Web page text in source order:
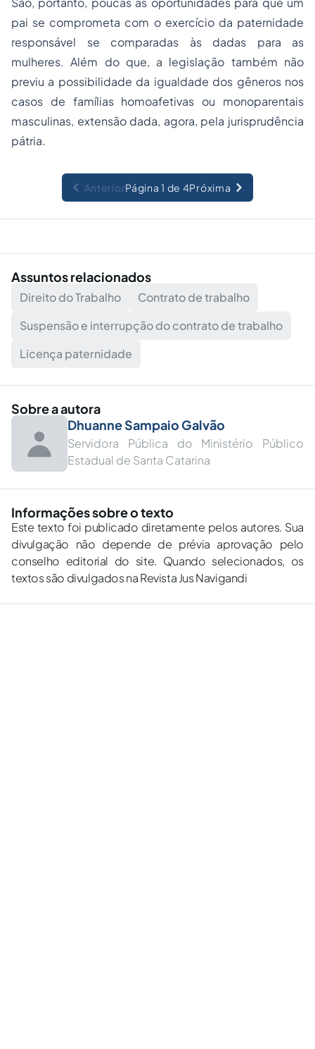
pai se comprometa com o exercício da paternidade
responsável se comparadas às dadas para as
mulheres. Além do que, a legislação também não
previu a possibilidade da igualdade dos gêneros nos
casos de famílias homoafetivas ou monoparentais
masculinas, extensão dada, agora, pela jurisprudência
pátria.
AnteriorPágina 1 de 4Próxima
Assuntos relacionados
Direito do Trabalho
Contrato de trabalho
Suspensão e interrupção do contrato de trabalho
Licença paternidade
Sobre a autora
Dhuanne Sampaio Galvão
Servidora Pública do Ministério Público
Estadual de Santa Catarina
Informações sobre o texto
Este texto foi publicado diretamente pelos autores. Sua
divulgação não depende de prévia aprovação pelo
conselho editorial do site. Quando selecionados, os
textos são divulgados na Revista Jus Navigandi